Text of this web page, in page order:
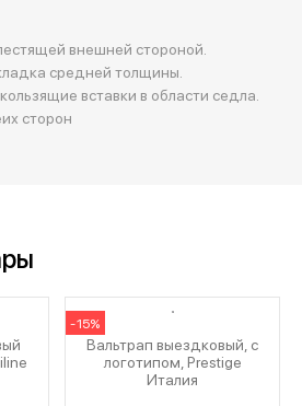
внешней стороной.
средней толщины.
вставки в области седла.
сторон
-15%
Вальтрап выездковый, с
логотипом, Prestige
Италия